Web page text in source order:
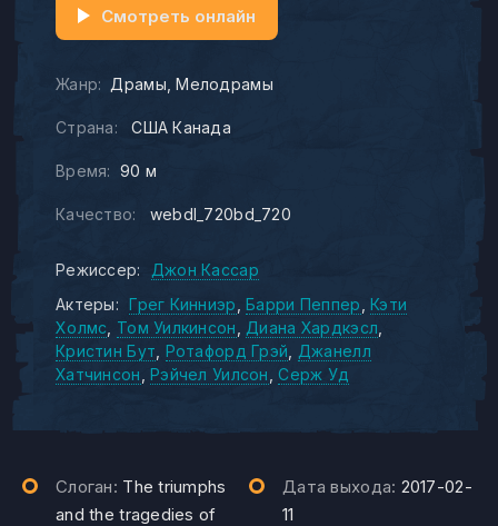
Жанр: Драмы Мелодрамы
Страна: США Канада
Время: 90 м
Качество: webdl_720bd_720
Смотреть онлайн
Режиссер:
Джон Кассар
Актеры:
Грег Кинниэр Барри Пеппер Кэти
Холмс
Том Уилкинсон
Диана Хардкэсл
Кристин Бут Ротафорд Грэй
Джанелл
Хатчинсон Рэйчел Уилсон Серж Уд
Слоган: The triumphs
and the tragedies of
Дата выхода: 2017-02-
11